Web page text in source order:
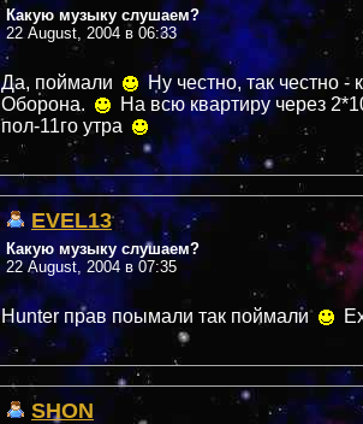
Какую музыку слушаем?
22 August, 2004 в 06:33
Да, поймали
Ну честно, так честно -
Оборона.
На всю квартиру через
пол-11го утра
EVEL13
Какую музыку слушаем?
22 August, 2004 в 07:35
Hunter прав поымали так поймали
SHON